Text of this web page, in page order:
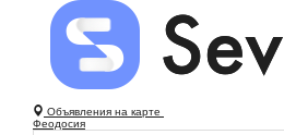
Объявления на карте
Феодосия